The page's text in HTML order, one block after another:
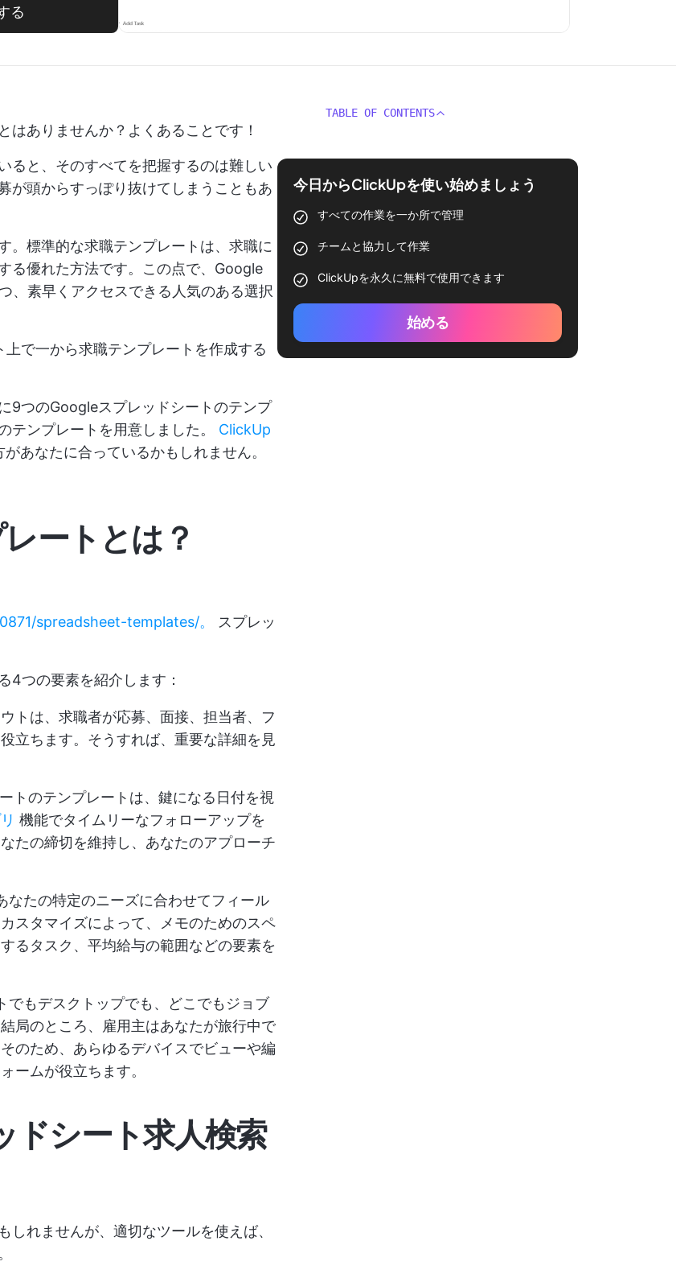
る
はありませんか？よくあることです！
ると、そのすべてを把握するのは難しい
が頭からすっぽり抜けてしまうこともあ
。標準的な求職テンプレートは、求職に
る優れた方法です。この点で、Google
、素早くアクセスできる人気のある選択
で一から求職テンプレートを作成する
9つのGoogleスプレッドシートのテンプ
テンプレートを用意しました。 ClickUp
あなたに合っているかもしれません。
ートとは？
spreadsheet-templates/。
スプレッ
4つの要素を紹介します：
トは、求職者が応募、面接、担当者、フ
立ちます。そうすれば、重要な詳細を見
トのテンプレートは、鍵になる日付を視
機能でタイムリーなフォローアップを
たの締切を維持し、あなたのアプローチ
なたの特定のニーズに合わせてフィール
スタマイズによって、メモのためのスペ
るタスク、平均給与の範囲などの要素を
でもデスクトップでも、どこでもジョブ
局のところ、雇用主はあなたが旅行中で
のため、あらゆるデバイスでビューや編
ームが役立ちます。
ドシート求人検索
れませんが、適切なツールを使えば、
TABLE OF CONTENTS
今日からClickUpを使い始めましょう
すべての作業を一か所で管理
チームと協力して作業
ClickUpを永久に無料で使用できます
始める